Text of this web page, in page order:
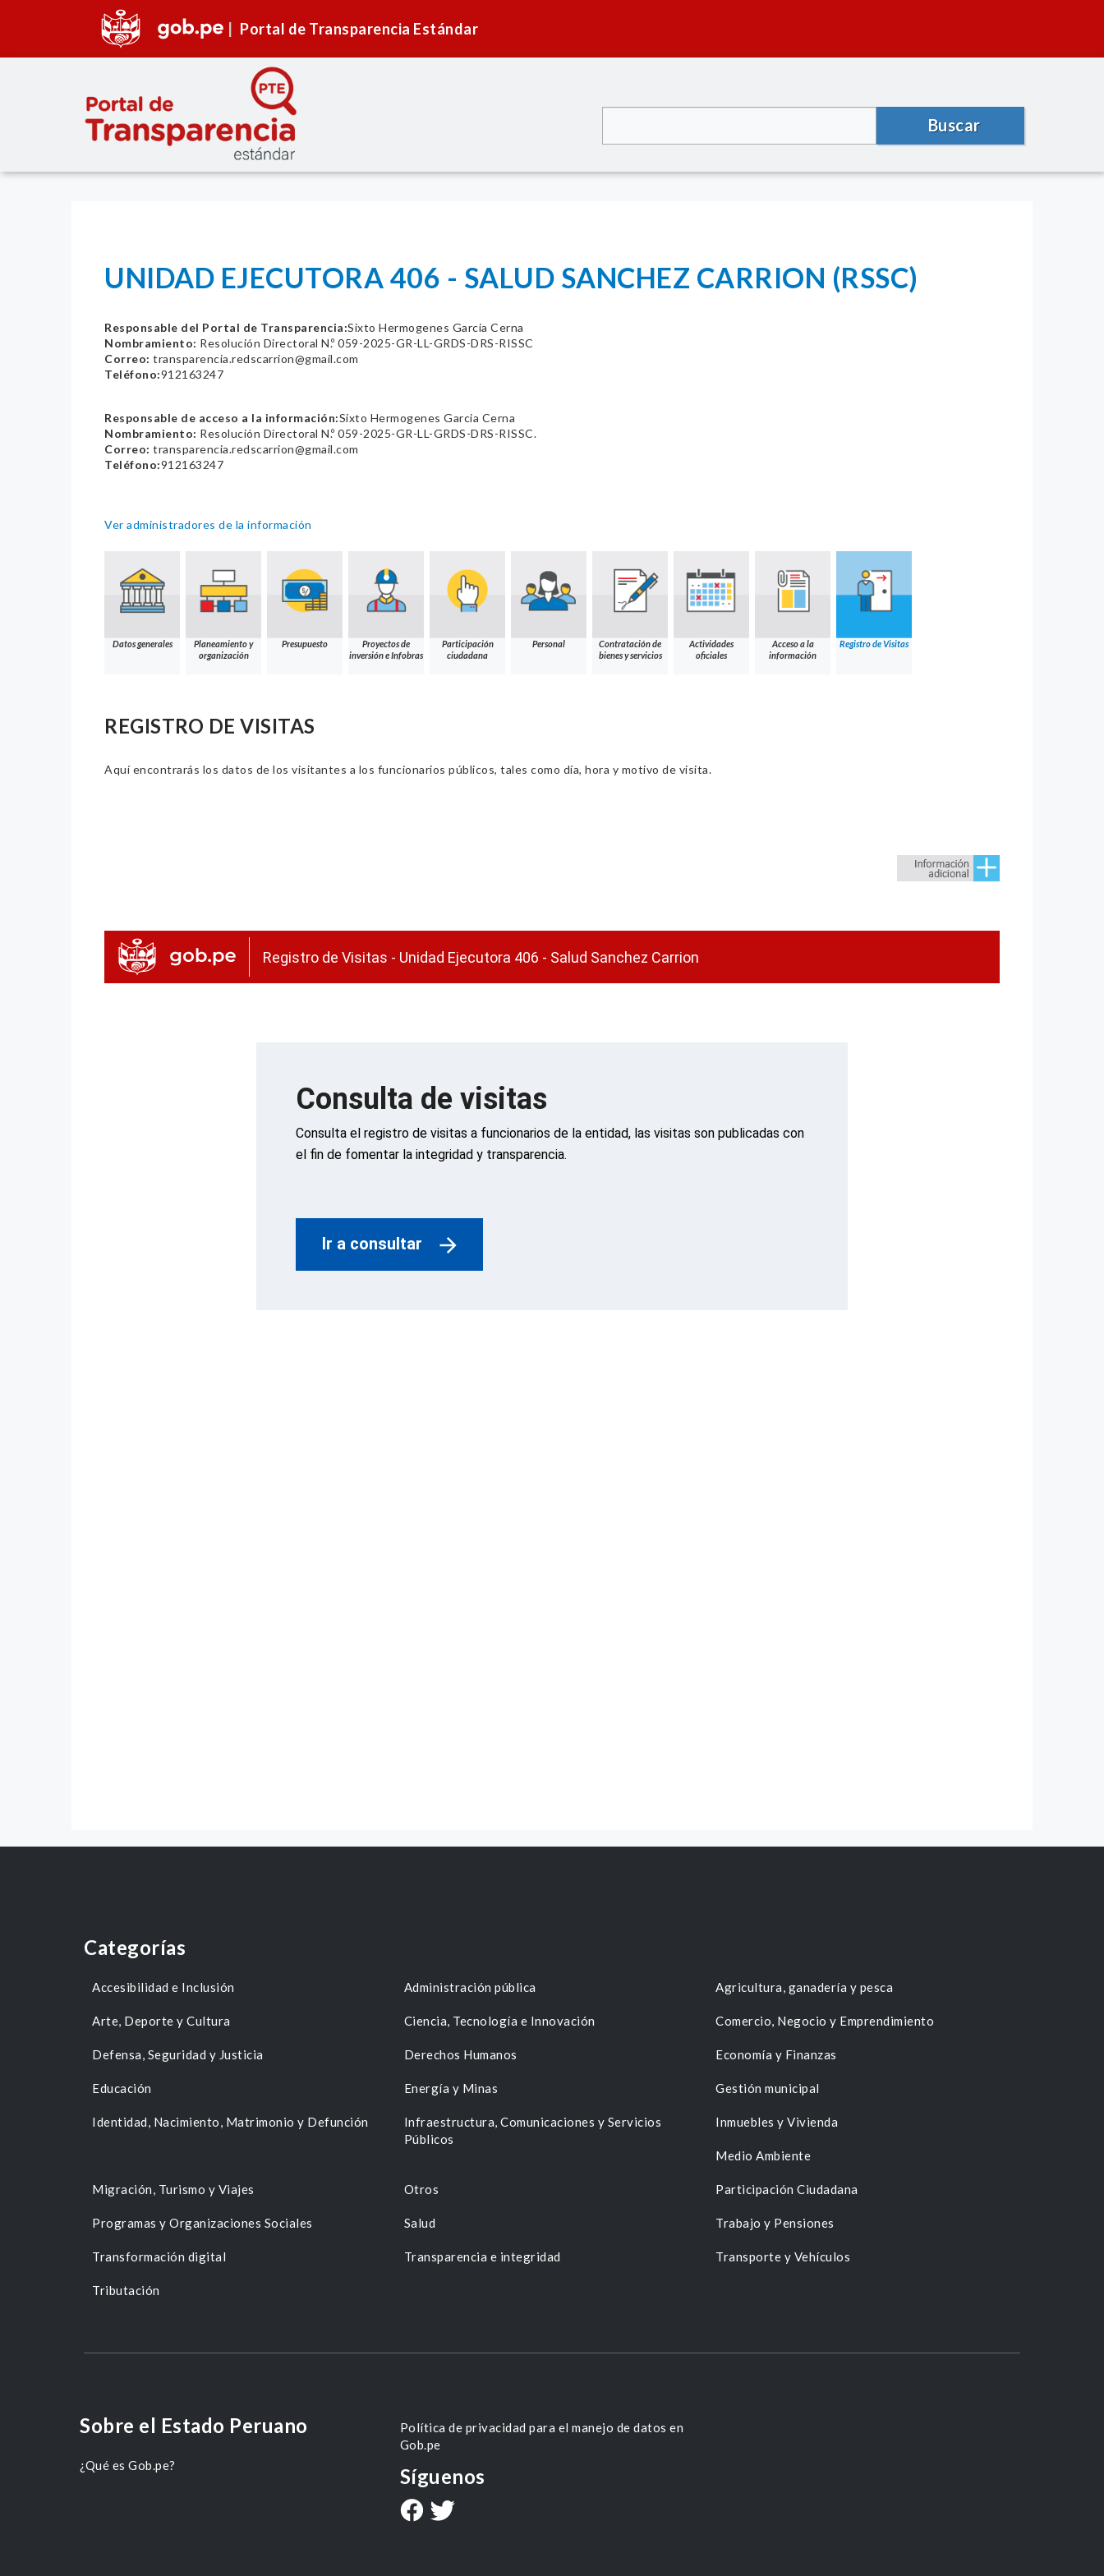
Portal de Transparencia Estándar
Buscar
UNIDAD EJECUTORA 406 - SALUD SANCHEZ CARRION (RSSC)
Responsable del Portal de Transparencia:Sixto Hermogenes Garcia Cerna
Nombramiento: Resolución Directoral N.º 059-2025-GR-LL-GRDS-DRS-RISSC
Correo: transparencia.redscarrion@gmail.com
Teléfono:912163247
Responsable de acceso a la información:Sixto Hermogenes Garcia Cerna
Nombramiento: Resolución Directoral N.º 059-2025-GR-LL-GRDS-DRS-RISSC.
Correo: transparencia.redscarrion@gmail.com
Teléfono:912163247
Ver administradores de la información
Datos generales
Planeamiento y
organización
Presupuesto
Proyectos de
inversión e Infobras
Participación
ciudadana
Personal
Contratación de
bienes y servicios
Actividades
oficiales
Acceso a la
información
Registro de Visitas
REGISTRO DE VISITAS
Aquí encontrarás los datos de los visitantes a los funcionarios públicos, tales como día, hora y motivo de visita.
Categorías
Accesibilidad e Inclusión Administración pública Agricultura, ganadería y pesca
Arte, Deporte y Cultura Ciencia, Tecnología e Innovación Comercio, Negocio y Emprendimiento
Defensa, Seguridad y Justicia Derechos Humanos Economía y Finanzas
Educación Energía y Minas Gestión municipal
Identidad, Nacimiento, Matrimonio y Defunción
Infraestructura, Comunicaciones y Servicios
Públicos
Inmuebles y Vivienda
Medio Ambiente
Migración, Turismo y Viajes Otros Participación Ciudadana
Programas y Organizaciones Sociales Salud Trabajo y Pensiones
Transformación digital Transparencia e integridad Transporte y Vehículos
Tributación
Sobre el Estado Peruano
¿Qué es Gob.pe?
Política de privacidad para el manejo de datos en
Gob.pe
Síguenos